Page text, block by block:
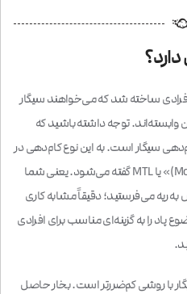
افرادی ساخته شد که می‌خواهند سیگار
وابسته‌اند. توجه داشته باشید که
سیگار است. به این نوع کام‌دهی در
اصطلاح «دهان به ریه (Mouth-to-Lung)» یا MTL گفته می‌شود. یعنی شما
ریه می‌فرستید؛ دقیقاً مشابه کاری
پاد را به گزینه‌ای مناسب برای افرادی
با روشی کم‌ضررتر است. بخار حاصل